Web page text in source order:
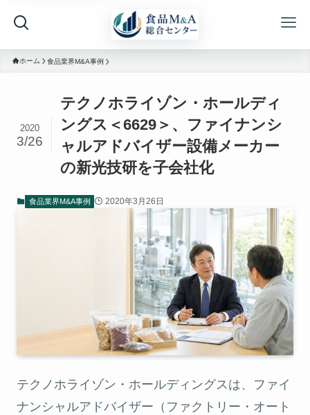
ホーム 食品業界M&A事例
テクノホライゾン・ホールディ
ングス＜6629＞、ファイナンシ
ャルアドバイザー設備メーカー
の新光技研を子会社化
2020
3/26
食品業界M&A事例 2020年3月26日
テクノホライゾン・ホールディングスは、ファイ
ナンシャルアドバイザー（ファクトリー・オート